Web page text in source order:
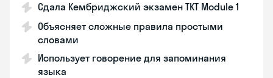
Сдала Кембриджский экзамен TKT Module 1
Объясняет сложные правила простыми
словами
Использует говорение для запоминания
языка